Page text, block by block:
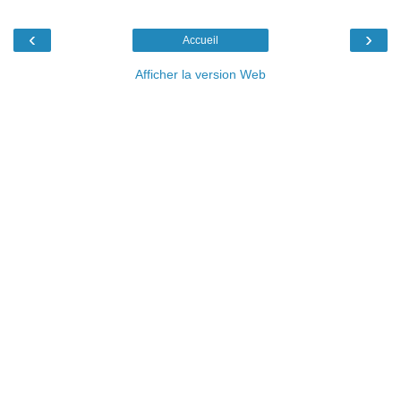
‹ ›
Accueil
Afficher la version Web